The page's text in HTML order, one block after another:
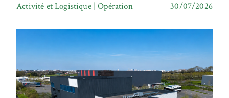
Activité et Logistique | Opération 30/07/2026